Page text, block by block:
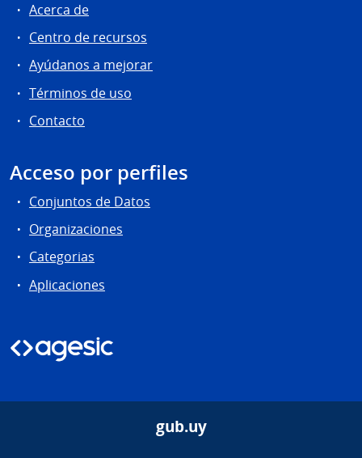
Acerca de
Centro de recursos
Ayúdanos a mejorar
Términos de uso
Contacto
Acceso por perfiles
Conjuntos de Datos
Organizaciones
Categorias
Aplicaciones
gub.uy